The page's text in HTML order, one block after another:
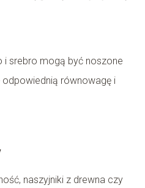
i srebro mogą być noszone
równowagę i
naszyjniki z drewna czy